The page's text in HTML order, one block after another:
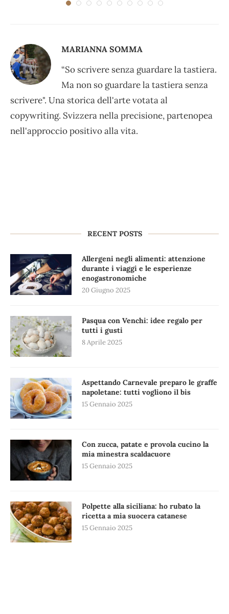
MARIANNA SOMMA
“So scrivere senza guardare la tastiera.
Ma non so guardare la tastiera senza
scrivere". Una storica dell'arte votata al
copywriting. Svizzera nella precisione, partenopea
nell'approccio positivo alla vita.
RECENT POSTS
Allergeni negli alimenti: attenzione
durante i viaggi e le esperienze
enogastronomiche
20 Giugno 2025
Pasqua con Venchi: idee regalo per
tutti i gusti
8 Aprile 2025
Aspettando Carnevale preparo le graffe
napoletane: tutti vogliono il bis
15 Gennaio 2025
Con zucca, patate e provola cucino la
mia minestra scaldacuore
15 Gennaio 2025
Polpette alla siciliana: ho rubato la
ricetta a mia suocera catanese
15 Gennaio 2025